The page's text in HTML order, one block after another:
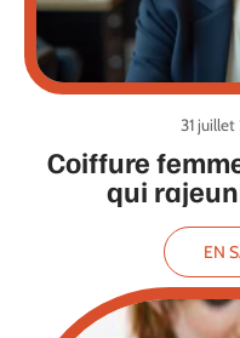
Coiffure
qui
31
EN